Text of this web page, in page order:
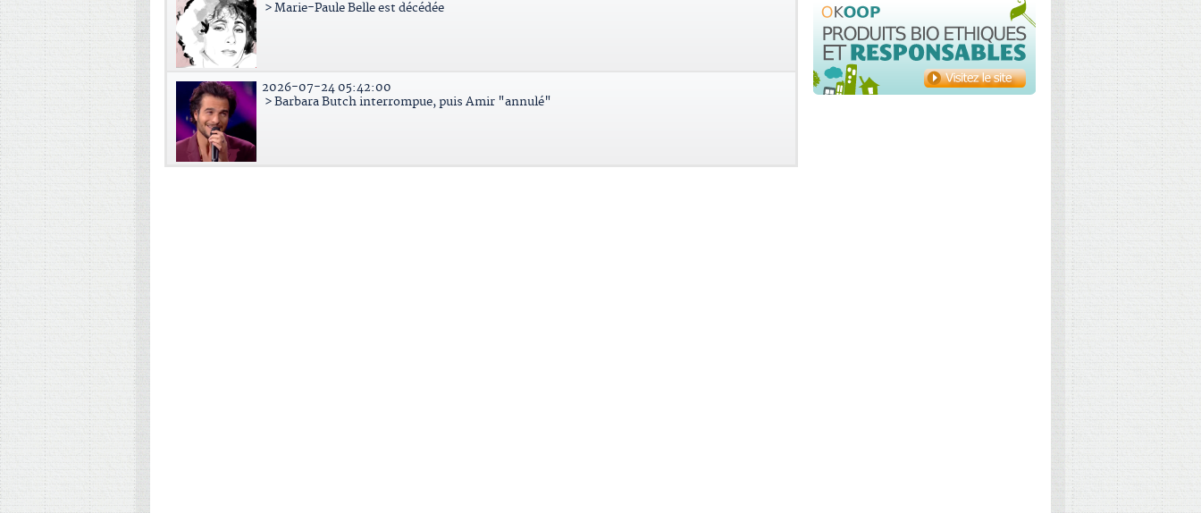
> Marie-Paule Belle est décédée
2026-07-24 05:42:00
> Barbara Butch interrompue, puis Amir "annulé"